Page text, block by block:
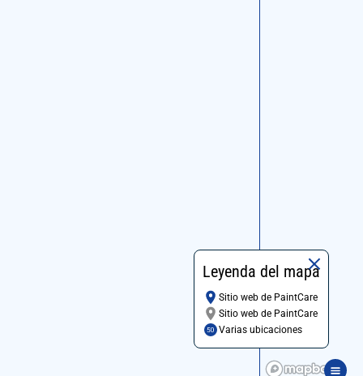
Leyenda del mapa
Sitio web de PaintCare
Sitio web de PaintCare
Varias ubicaciones